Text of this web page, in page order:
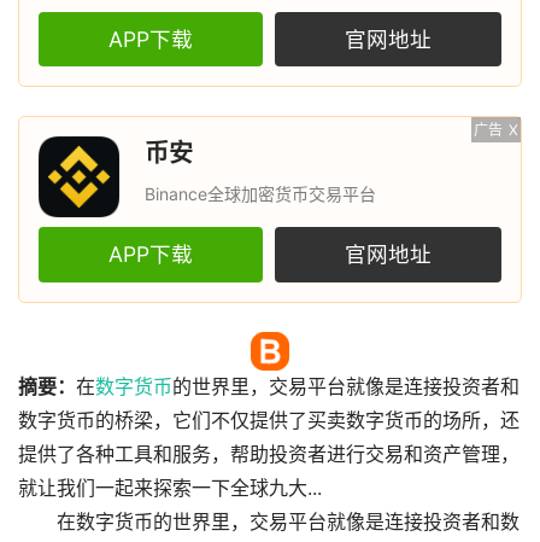
APP下载 官网地址
广告 X
币安
Binance全球加密货币交易平台
APP下载 官网地址
摘要： 在数字货币的世界里，交易平台就像是连接投资者和
数字货币的桥梁，它们不仅提供了买卖数字货币的场所，还
提供了各种工具和服务，帮助投资者进行交易和资产管理，
就让我们一起来探索一下全球九大...
在数字货币的世界里，交易平台就像是连接投资者和数